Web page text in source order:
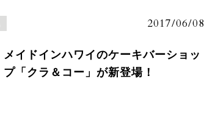
2017/06/08
メイドインハワイのケーキバーショッ
プ「クラ＆コー」が新登場！